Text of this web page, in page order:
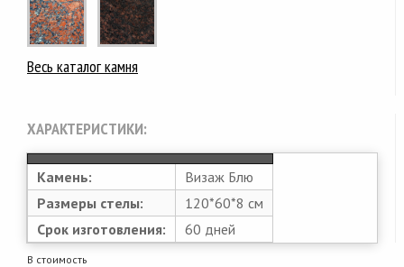
Весь каталог камня
ХАРАКТЕРИСТИКИ:
Камень:
Визаж Блю
Размеры стелы:
120*60*8 см
Срок изготовления:
60 дней
В стоимость